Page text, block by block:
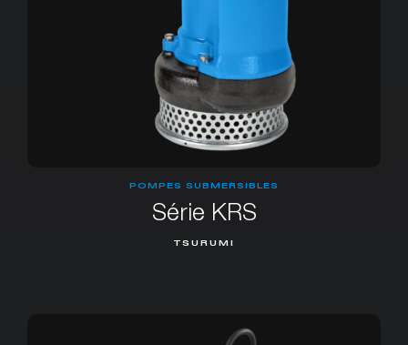
POMPES SUBMERSIBLES
Série KRS
TSURUMI